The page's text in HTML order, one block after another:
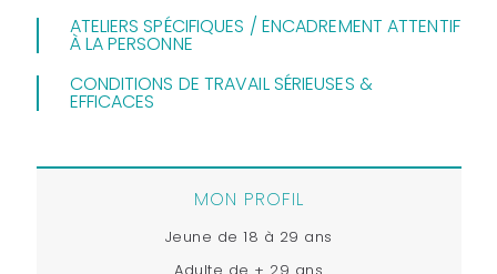
ATELIERS SPÉCIFIQUES / ENCADREMENT ATTENTIF
À LA PERSONNE
CONDITIONS DE TRAVAIL SÉRIEUSES &
EFFICACES
MON PROFIL
Jeune de 18 à 29 ans
Adulte de + 29 ans